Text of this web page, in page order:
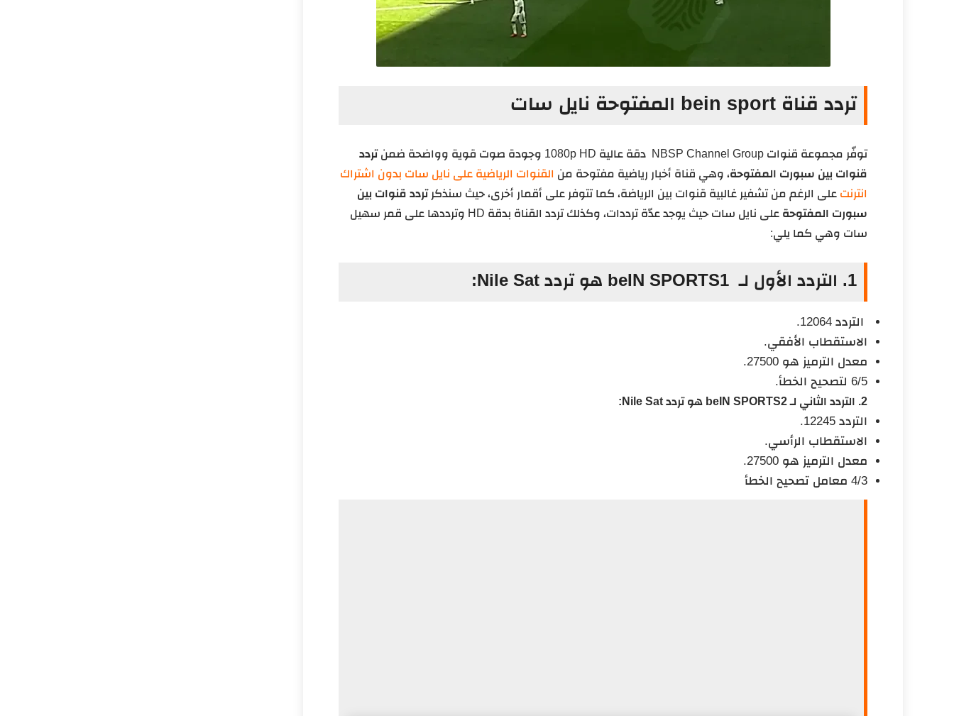
تردد قناة bein sport المفتوحة نايل سات
توفّر مجموعة قنوات NBSP Channel Group دقة عالية 1080p HD وجودة صوت قوية وواضحة ضمن
تردد
قنوات بين سبورت المفتوحة، وهي قناة أخبار رياضية مفتوحة من القنوات الرياضية على نايل سات بدون اشتراك
انترنت على الرغم من تشفير غالبية قنوات بين الرياضة، كما تتوفر على أقمار أخرى، حيث سنذكرتردد قنوات بين
سبورت المفتوحة
على نايل سات حيث يوجد عدّة ترددات، وكذلك تردد القناة بدقة HD وترددها على قمر سهيل
سات وهي كما يلي:
1. التردد الأول لـ beIN SPORTS1 هو تردد Nile Sat:
التردد 12064.
الاستقطاب الأفقي.
معدل الترميز هو 27500.
6/5 لتصحيح الخطأ.
2. التردد الثاني لـ beIN SPORTS2 هو تردد Nile Sat:
التردد 12245.
الاستقطاب الرأسي.
معدل الترميز هو 27500.
4/3 معامل تصحيح الخطأ